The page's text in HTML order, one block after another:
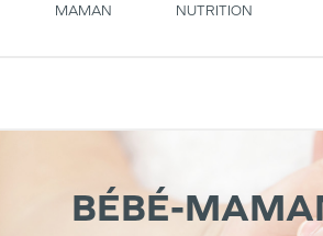
MAMAN
NUTRITION
BÉBÉ-